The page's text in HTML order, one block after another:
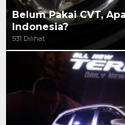
Belum Pakai CVT,
Indonesia?
531 Dilihat